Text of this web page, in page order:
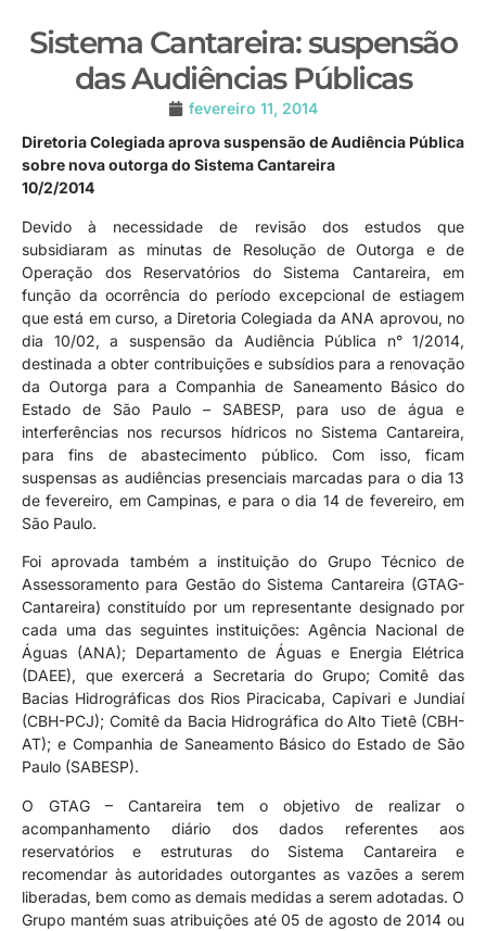
Sistema Cantareira: suspensão
das Audiências Públicas
fevereiro 11, 2014
Diretoria Colegiada aprova suspensão de Audiência Pública
sobre nova outorga do Sistema Cantareira
10/2/2014
Devido à necessidade de revisão dos estudos que
subsidiaram as minutas de Resolução de Outorga e de
Operação dos Reservatórios do Sistema Cantareira, em
função da ocorrência do período excepcional de estiagem
que está em curso, a Diretoria Colegiada da ANA aprovou, no
dia 10/02, a suspensão da Audiência Pública n° 1/2014,
destinada a obter contribuições e subsídios para a renovação
da Outorga para a Companhia de Saneamento Básico do
Estado de São Paulo – SABESP, para uso de água e
interferências nos recursos hídricos no Sistema Cantareira,
para fins de abastecimento público. Com isso, ficam
suspensas as audiências presenciais marcadas para o dia 13
de fevereiro, em Campinas, e para o dia 14 de fevereiro, em
São Paulo.
Foi aprovada também a instituição do Grupo Técnico de
Assessoramento para Gestão do Sistema Cantareira (GTAG-
Cantareira) constituído por um representante designado por
cada uma das seguintes instituições: Agência Nacional de
Águas (ANA); Departamento de Águas e Energia Elétrica
(DAEE), que exercerá a Secretaria do Grupo; Comitê das
Bacias Hidrográficas dos Rios Piracicaba, Capivari e Jundiaí
(CBH-PCJ); Comitê da Bacia Hidrográfica do Alto Tietê (CBH-
AT); e Companhia de Saneamento Básico do Estado de São
Paulo (SABESP).
O GTAG – Cantareira tem o objetivo de realizar o
acompanhamento diário dos dados referentes aos
reservatórios e estruturas do Sistema Cantareira e
recomendar às autoridades outorgantes as vazões a serem
liberadas, bem como as demais medidas a serem adotadas. O
Grupo mantém suas atribuições até 05 de agosto de 2014 ou